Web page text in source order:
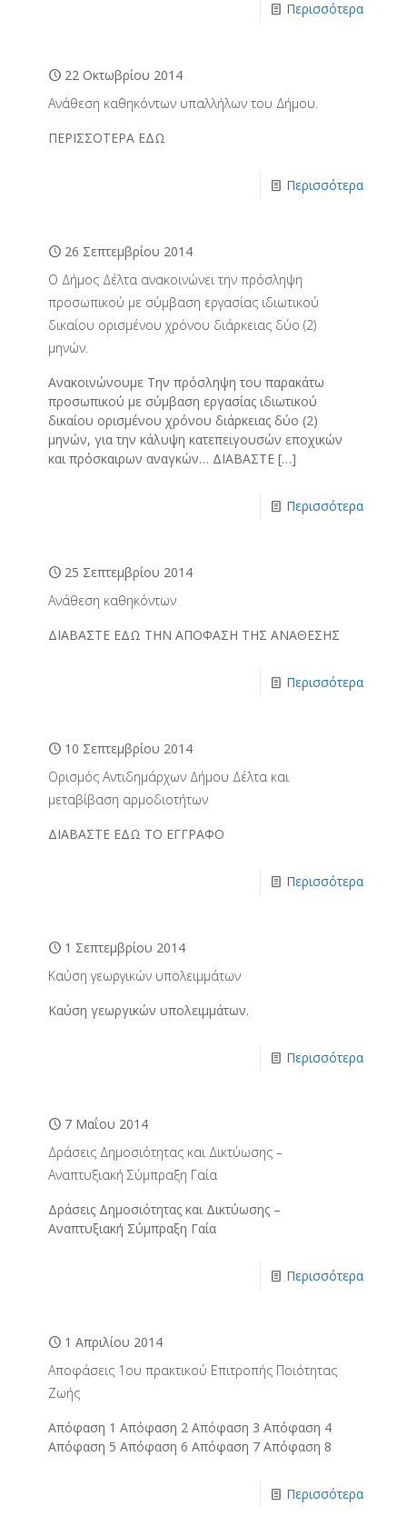
Περισσότερα
22 Οκτωβρίου 2014
Ανάθεση καθηκόντων υπαλλήλων του Δήμου.
ΠΕΡΙΣΣΟΤΕΡΑ ΕΔΩ
Περισσότερα
26 Σεπτεμβρίου 2014
O Δήμος Δέλτα ανακοινώνει την πρόσληψη
προσωπικού με σύμβαση εργασίας ιδιωτικού
δικαίου ορισμένου χρόνου διάρκειας δύο (2)
μηνών.
Ανακοινώνουμε Την πρόσληψη του παρακάτω
προσωπικού με σύμβαση εργασίας ιδιωτικού
δικαίου ορισμένου χρόνου διάρκειας δύο (2)
μηνών, για την κάλυψη κατεπειγουσών εποχικών
και πρόσκαιρων αναγκών… ΔΙΑΒΑΣΤΕ […]
Περισσότερα
25 Σεπτεμβρίου 2014
Ανάθεση καθηκόντων
ΔΙΑΒΑΣΤΕ ΕΔΩ ΤΗΝ ΑΠΟΦΑΣΗ ΤΗΣ ΑΝΑΘΕΣΗΣ
Περισσότερα
10 Σεπτεμβρίου 2014
Ορισμός Αντιδημάρχων Δήμου Δέλτα και
μεταβίβαση αρμοδιοτήτων
ΔΙΑΒΑΣΤΕ ΕΔΩ ΤΟ ΕΓΓΡΑΦΟ
Περισσότερα
1 Σεπτεμβρίου 2014
Καύση γεωργικών υπολειμμάτων
Καύση γεωργικών υπολειμμάτων.
Περισσότερα
7 Μαΐου 2014
Δράσεις Δημοσιότητας και Δικτύωσης –
Αναπτυξιακή Σύμπραξη Γαία
Δράσεις Δημοσιότητας και Δικτύωσης –
Αναπτυξιακή Σύμπραξη Γαία
Περισσότερα
1 Απριλίου 2014
Απoφάσεις 1ου πρακτικού Επιτροπής Ποιότητας
Ζωής
Απόφαση 1 Απόφαση 2 Απόφαση 3 Απόφαση 4
Απόφαση 5 Απόφαση 6 Απόφαση 7 Απόφαση 8
Περισσότερα